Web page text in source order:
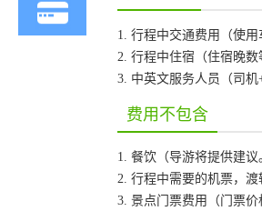
1. 行程中交通费用（使
2. 行程中住宿（住宿晚数
3. 中英文服务人员（司机
费用不包含
1. 餐饮（导游将提供建
2. 行程中需要的机票，
3. 景点门票费用（门票